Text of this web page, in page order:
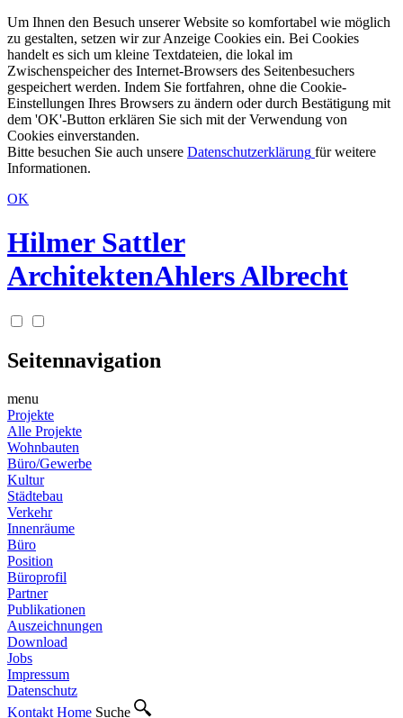
Um Ihnen den Besuch unserer Website so komfortabel wie möglich
zu gestalten, setzen wir zur Anzeige Cookies ein. Bei Cookies
handelt es sich um kleine Textdateien, die lokal im
Zwischenspeicher des Internet-Browsers des Seitenbesuchers
gespeichert werden. Indem Sie fortfahren, ohne die Cookie-
Einstellungen Ihres Browsers zu ändern oder durch Bestätigung mit
dem 'OK'-Button erklären Sie sich mit der Verwendung von
Cookies einverstanden.
Bitte besuchen Sie auch unsere Datenschutzerklärung für weitere
Informationen.
OK
Hilmer Sattler
ArchitektenAhlers Albrecht
Seitennavigation
menu
Projekte
Alle Projekte
Wohnbauten
Büro/Gewerbe
Kultur
Städtebau
Verkehr
Innenräume
Büro
Position
Büroprofil
Partner
Publikationen
Auszeichnungen
Download
Jobs
Impressum
Datenschutz
Kontakt Home Suche